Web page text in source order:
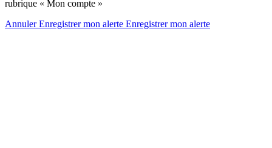
rubrique « Mon compte »
AnnulerEnregistrer mon alerte Enregistrermon alerte